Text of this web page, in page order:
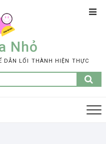
Nhỏ
DẪN LỐI THÀNH HIỆN THỰC
Tìm
kiếm: